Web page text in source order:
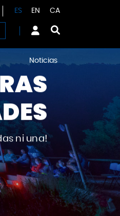
ES EN CA
Noticias
ni una!